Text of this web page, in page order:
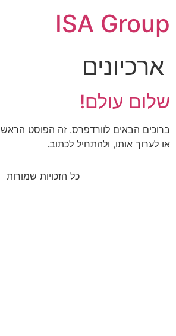
ISA Group
ארכיונים
שלום עולם!
ברוכים הבאים לוורדפרס. זה הפוסט
או לערוך אותו, ולהתחיל לכתוב.
כל הזכויות שמורות